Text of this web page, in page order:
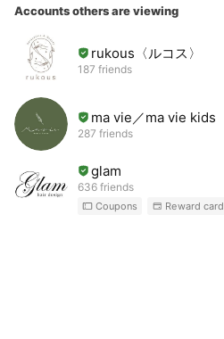
Accounts others are viewing
rukous〈ルコス〉
187 friends
ma vie／ma vie kids
287 friends
glam
636 friends
Coupons Reward card